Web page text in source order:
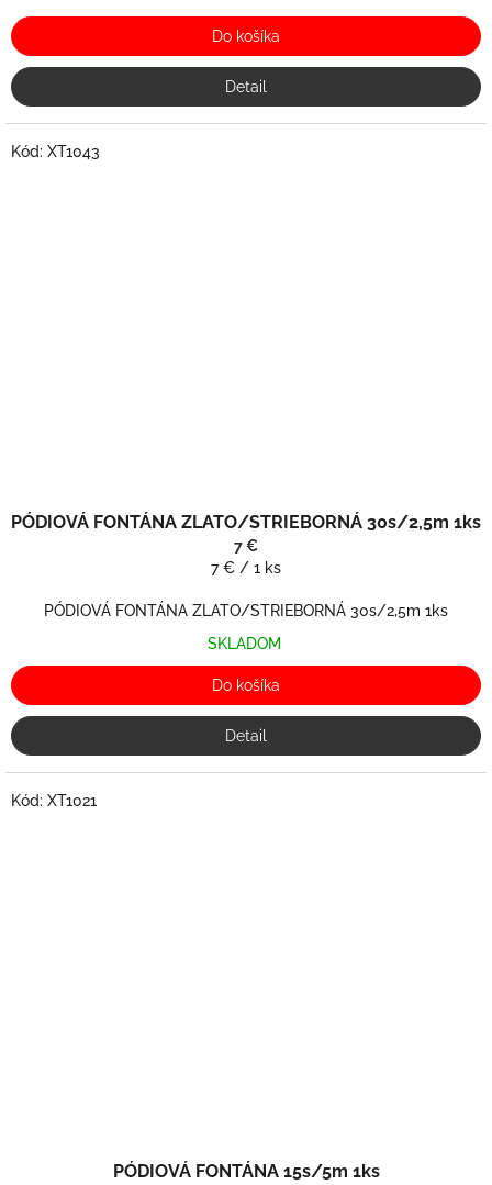
Do košíka
Detail
PÓDIOVÁ FONTÁNA ZLATO/STRIEBORNÁ 30s/2,5m 1ks
7 €
Jednotková
7 € / 1 ks
PÓDIOVÁ FONTÁNA ZLATO/STRIEBORNÁ 30s/2,5m 1ks
SKLADOM
Do košíka
Detail
Kód: XT1043
PÓDIOVÁ FONTÁNA 15s/5m 1ks
Kód: XT1021